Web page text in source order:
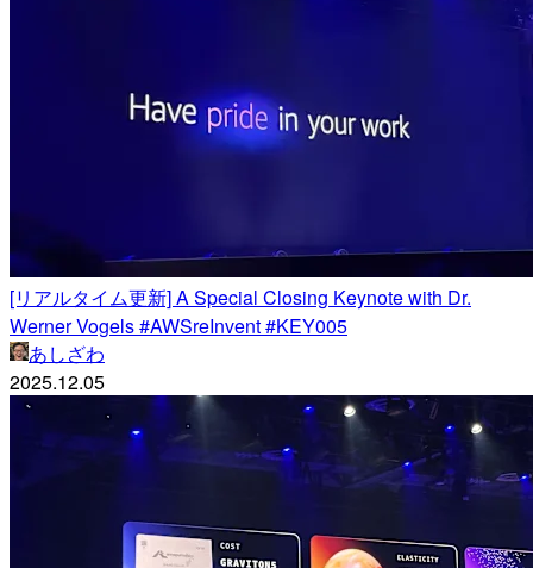
[リアルタイム更新] A Special Closing Keynote with Dr.
Werner Vogels #AWSreInvent #KEY005
あしざわ
2025.12.05